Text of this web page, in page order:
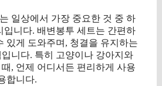
일상에서 가장 중요한 것 중 하
입니다. 배변봉투 세트는 간편하
있게 도와주며, 청결을 유지하는
니다. 특히 고양이나 강아지와
, 언제 어디서든 편리하게 사용
합니다.